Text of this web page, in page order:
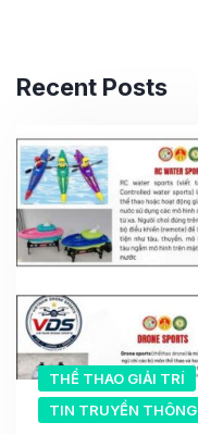
Recent Posts
THỂ THAO GIẢI TRÍ
TIN TRUYỀN THÔNG